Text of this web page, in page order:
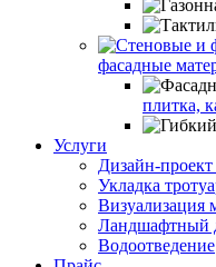
фасадные
плитка,
Услуги
Дизайн-
Укладка
Визуализация
Ландшафтный
Водоотведение